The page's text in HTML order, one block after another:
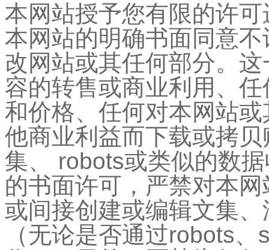
本网站授予您有限的许
本网站的明确书面同意
改网站或其任何部分。
容的转售或商业利用、
和价格、任何对本网站
他商业利益而下载或拷
集、 robots或类似的数
的书面许可，严禁对本
或间接创建或编辑文集
（无论是否通过robots